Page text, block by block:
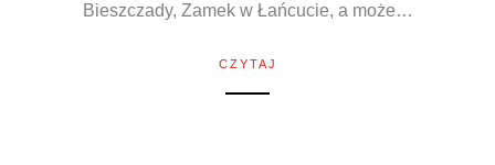
Bieszczady, Zamek w Łańcucie, a może…
CZYTAJ